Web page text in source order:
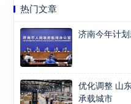
热门文章
济南今年计
优化调整 山
承载城市